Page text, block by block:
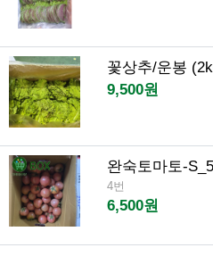
꽃상추/운봉
9,500원
완숙토마토-
4번
6,500원